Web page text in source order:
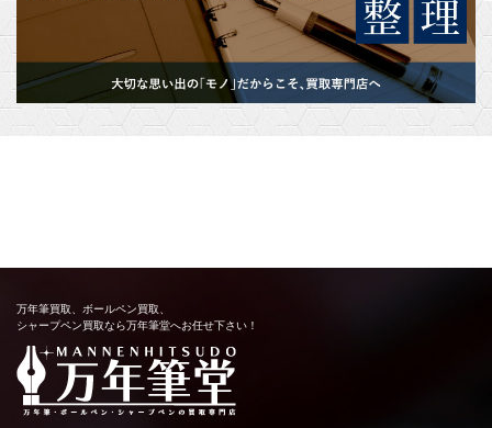
万年筆買取、ボールペン買取、
シャープペン買取なら万年筆堂へお任せ下さい！